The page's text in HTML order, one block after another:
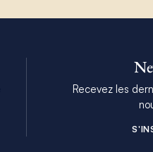
Recevez les